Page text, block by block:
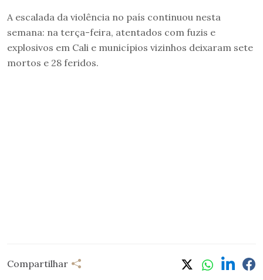
A escalada da violência no país continuou nesta
semana: na terça-feira, atentados com fuzis e
explosivos em Cali e municípios vizinhos deixaram sete
mortos e 28 feridos.
Compartilhar